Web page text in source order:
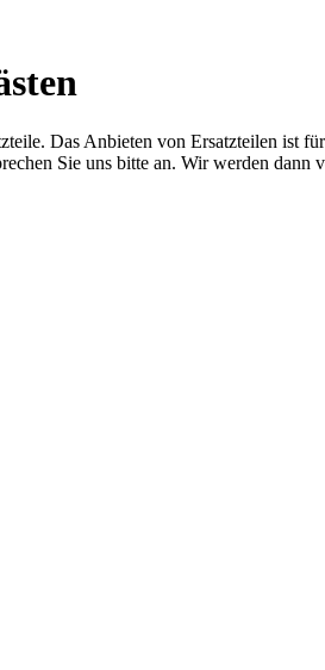
Das Anbieten von Ersatzteilen ist
Sie uns bitte an. Wir werden dann